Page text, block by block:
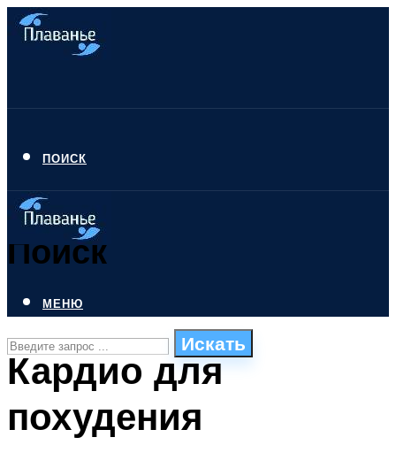
ПОИСК
Поиск
Искать
СТИЛИ ПЛАВАНЬЯ
ПЛАВАНЬЕ ДЛЯ ДЕТЕЙ
МЕНЮ
Кардио для
похудения